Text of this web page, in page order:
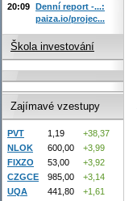
20:09 Denní report -...:
paiza.io/projec...
Škola investování
Zajímavé vzestupy
PVT 1,19
+38,37
NLOK
600,00
+3,99
FIXZO
53,00
+3,92
CZGCE
985,00
+3,14
UQA
441,80 +1,61